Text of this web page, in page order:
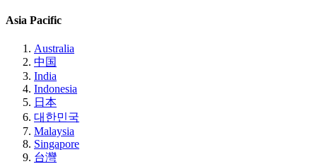
Asia Pacific
Australia
中国
India
Indonesia
日本
대한민국
Malaysia
Singapore
台灣